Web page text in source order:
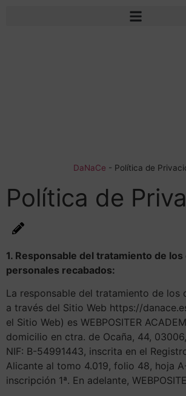
DaNaCe - Política de
Política de
1. Responsable del tratamiento de los
personales recabados:
La responsable del tratamiento de los
a través del Sitio Web https://
el Sitio Web) es WEBPOSITER
domicilio en ctra. de Ocaña, 44,
NIF: B-54991443, inscrita en el
Alicante al tomo 4.019, folio 48, hoja
inscripción 1ª. En adelante,